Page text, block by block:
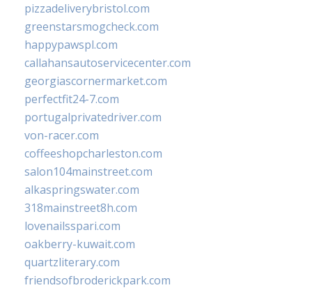
pizzadeliverybristol.com
greenstarsmogcheck.com
happypawspl.com
callahansautoservicecenter.com
georgiascornermarket.com
perfectfit24-7.com
portugalprivatedriver.com
von-racer.com
coffeeshopcharleston.com
salon104mainstreet.com
alkaspringswater.com
318mainstreet8h.com
lovenailsspari.com
oakberry-kuwait.com
quartzliterary.com
friendsofbroderickpark.com